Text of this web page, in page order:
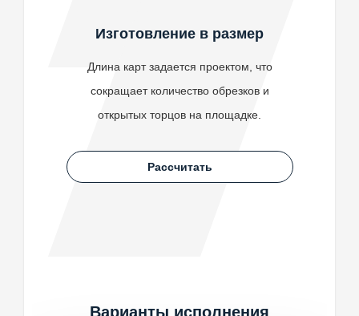
Изготовление в размер
Длина карт задается проектом, что
сокращает количество обрезков и
открытых торцов на площадке.
Рассчитать
Варианты исполнения